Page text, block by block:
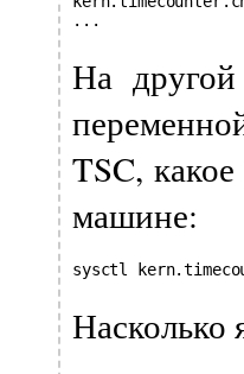
...
На
TSC,
машине:
sysctl
Насколько